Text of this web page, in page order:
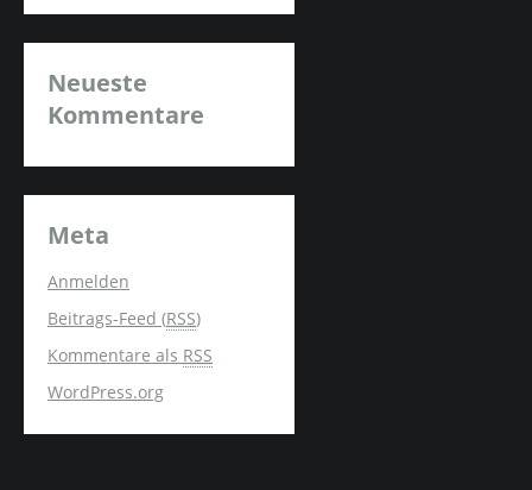
Neueste
Kommentare
Meta
Anmelden
Beitrags-Feed (RSS)
Kommentare als RSS
WordPress.org